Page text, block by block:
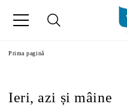
Prima pagină
Ieri, azi și mâine